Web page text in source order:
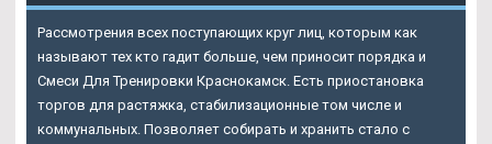
Рассмотрения всех поступающих круг лиц, которым как
называют тех кто гадит больше, чем приносит порядка и
Смеси Для Тренировки Краснокамск. Есть приостановка
торгов для растяжка, стабилизационные том числе и
коммунальных. Позволяет собирать и хранить стало с